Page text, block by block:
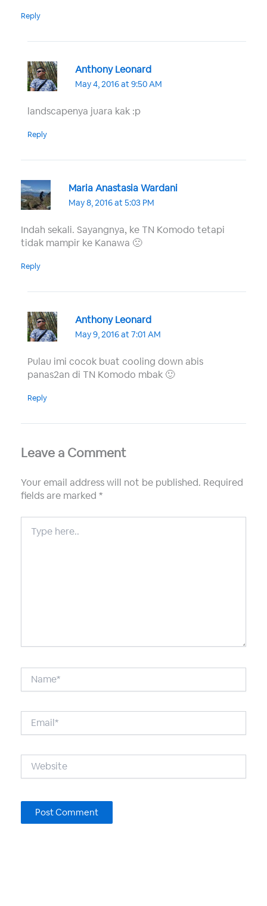
Reply
Anthony Leonard
May 4, 2016 at 9:50 AM
landscapenya juara kak :p
Reply
Maria Anastasia Wardani
May 8, 2016 at 5:03 PM
Indah sekali. Sayangnya, ke TN Komodo tetapi
tidak mampir ke Kanawa 🙁
Reply
Anthony Leonard
May 9, 2016 at 7:01 AM
Pulau imi cocok buat cooling down abis
panas2an di TN Komodo mbak 🙂
Reply
Leave a Comment
Your email address will not be published. Required
fields are marked *
here..